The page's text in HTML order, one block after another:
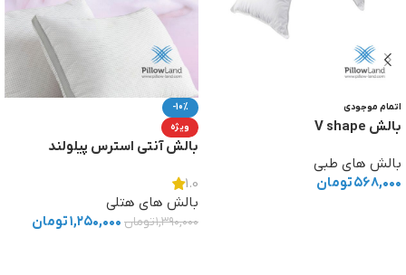
اتمام موجودی
بالش V shape
بالش های طبی
۵۶۸,۰۰۰تومان
-10%
ویژه
بالش آنتی استرس پیلولند
1.0
بالش های هتلی
۱,۳۹۰,۰۰۰تومان ۱,۲۵۰,۰۰۰تومان